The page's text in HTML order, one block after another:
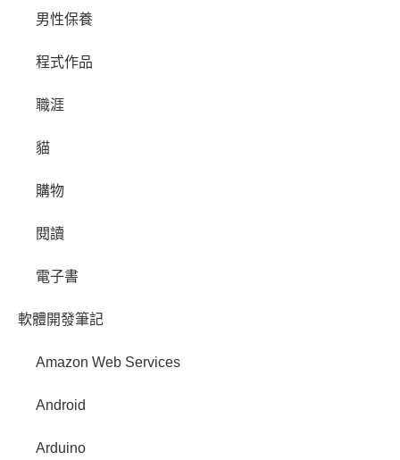
男性保養
程式作品
職涯
貓
購物
閱讀
電子書
軟體開發筆記
Amazon Web Services
Android
Arduino